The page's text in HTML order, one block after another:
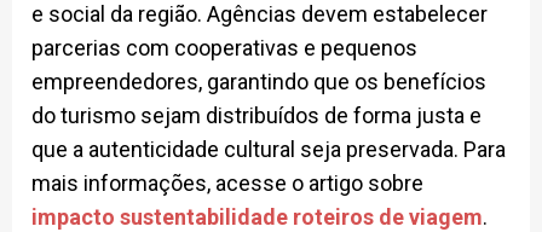
e social da região. Agências devem estabelecer
parcerias com cooperativas e pequenos
empreendedores, garantindo que os benefícios
do turismo sejam distribuídos de forma justa e
que a autenticidade cultural seja preservada. Para
mais informações, acesse o artigo sobre
impacto sustentabilidade roteiros de viagem.